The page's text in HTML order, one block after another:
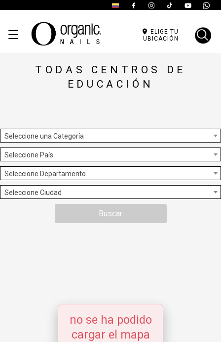
ELIGE TU
UBICACIÓN
TODAS CENTROS DE
EDUCACIÓN
Seleccione una Categoría
Seleccione País
Seleccione Departamento
Seleccione Ciudad
Buscar
no se ha podido
cargar el mapa